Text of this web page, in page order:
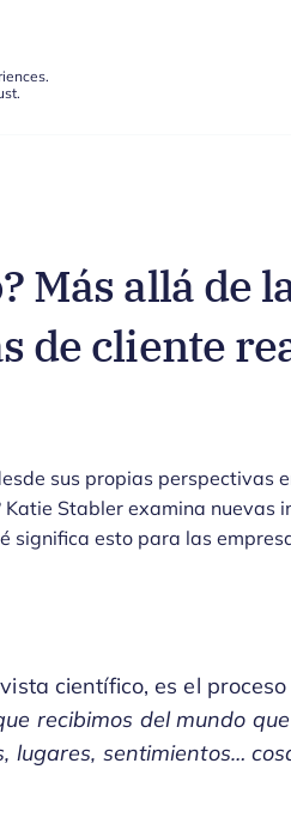
Más allá de
de cliente
sus propias perspectivas
Stabler examina nuevas
significa esto para las
científico, es el proceso
recibimos del mundo
lugares, sentimientos…